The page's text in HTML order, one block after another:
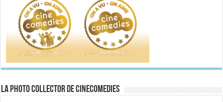
La Photo collector de CineComedies